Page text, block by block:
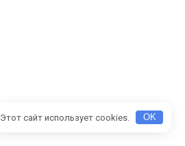
Этот сайт использует cookies. OK